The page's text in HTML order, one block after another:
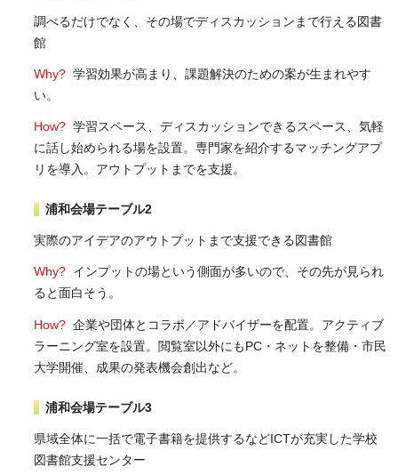
調べるだけでなく、その場でディスカッションまで行える図書
館
Why? 学習効果が高まり、課題解決のための案が生まれやす
い。
How? 学習スペース、ディスカッションできるスペース、気軽
に話し始められる場を設置。専門家を紹介するマッチングアプ
リを導入。アウトプットまでを支援。
浦和会場テーブル2
実際のアイデアのアウトプットまで支援できる図書館
Why? インプットの場という側面が多いので、その先が見られ
ると面白そう。
How? 企業や団体とコラボ／アドバイザーを配置。アクティブ
ラーニング室を設置。閲覧室以外にもPC・ネットを整備・市民
大学開催、成果の発表機会創出など。
浦和会場テーブル3
県域全体に一括で電子書籍を提供するなどICTが充実した学校
図書館支援センター